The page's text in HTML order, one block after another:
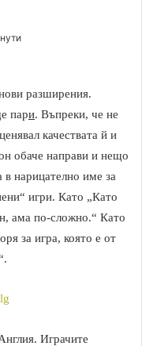
разширения.
пари. Въпреки, че не
качествата й и
обаче направи и нещо
в нарицателно име за
игри. Като „Като
ама по-сложно.“ Като
за игра, която е от
Играчите